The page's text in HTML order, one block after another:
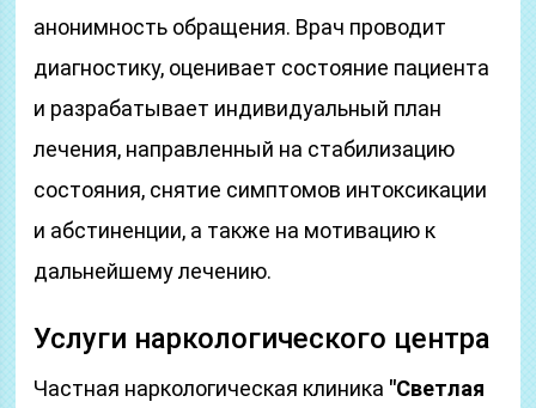
анонимность обращения. Врач проводит
диагностику, оценивает состояние пациента
и разрабатывает индивидуальный план
лечения, направленный на стабилизацию
состояния, снятие симптомов интоксикации
и абстиненции, а также на мотивацию к
дальнейшему лечению.
Услуги наркологического центра
Частная наркологическая клиника "Светлая